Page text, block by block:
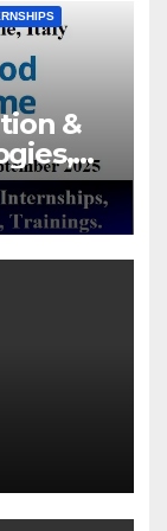
&
Food